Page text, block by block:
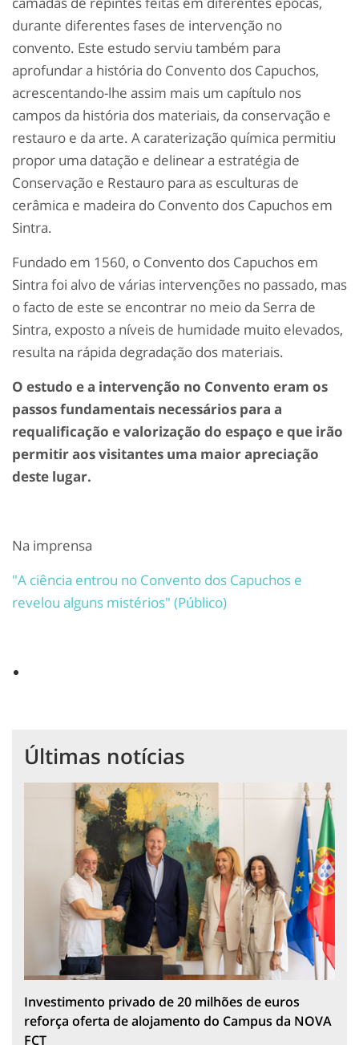
durante diferentes fases de intervenção no
convento. Este estudo serviu também para
aprofundar a história do Convento dos Capuchos,
acrescentando-lhe assim mais um capítulo nos
campos da história dos materiais, da conservação e
restauro e da arte. A caraterização química permitiu
propor uma datação e delinear a estratégia de
Conservação e Restauro para as esculturas de
cerâmica e madeira do Convento dos Capuchos em
Sintra.
Fundado em 1560, o Convento dos Capuchos em
Sintra foi alvo de várias intervenções no passado, mas
o facto de este se encontrar no meio da Serra de
Sintra, exposto a níveis de humidade muito elevados,
resulta na rápida degradação dos materiais.
O estudo e a intervenção no Convento eram os
passos fundamentais necessários para a
requalificação e valorização do espaço e que irão
permitir aos visitantes uma maior apreciação
deste lugar.
Na imprensa
"A ciência entrou no Convento dos Capuchos e
revelou alguns mistérios" (Público)
Últimas notícias
Investimento privado de 20 milhões de euros
reforça oferta de alojamento do Campus da NOVA
FCT